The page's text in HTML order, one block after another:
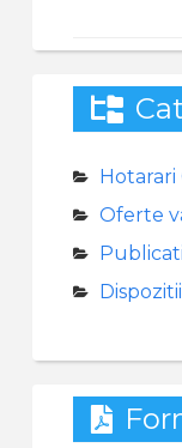
Hotarari
Oferte
Dispozitii